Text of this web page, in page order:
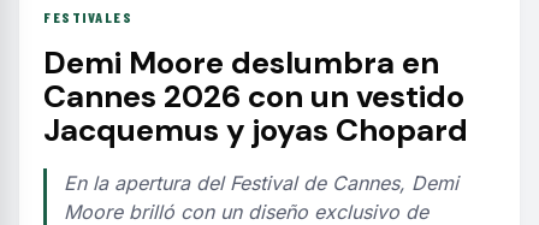
FESTIVALES
Demi Moore deslumbra en
Cannes 2026 con un vestido
Jacquemus y joyas Chopard
En la apertura del Festival de Cannes, Demi
Moore brilló con un diseño exclusivo de